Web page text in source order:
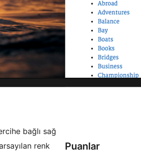
bağlı sağ
renk
Puanlar